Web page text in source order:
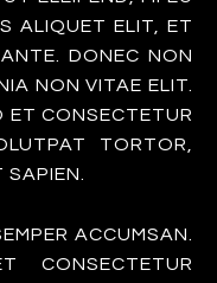
ALIQUET ELIT, ET
DONEC NON
NON VITAE ELIT.
ET CONSECTETUR
TORTOR,
ACCUMSAN.
CONSECTETUR